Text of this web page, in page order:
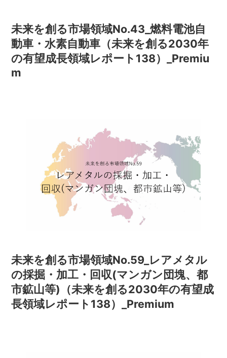
未来を創る市場領域No.43_燃料電池自
動車・水素自動車（未来を創る2030年
の有望成長領域レポート138）_Premiu
m
未来を創る市場領域No.59_レアメタル
の採掘・加工・回収(マンガン団塊、都
市鉱山等)（未来を創る2030年の有望成
長領域レポート138）_Premium